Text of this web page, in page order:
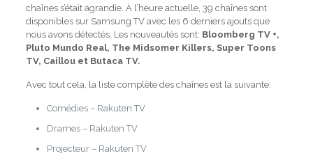
chaînes s’était agrandie. À l’heure actuelle, 39 chaînes sont
disponibles sur Samsung TV avec les 6 derniers ajouts que
nous avons détectés. Les nouveautés sont: Bloomberg TV +,
Pluto Mundo Real, The Midsomer Killers, Super Toons
TV, Caillou et Butaca TV.
Avec tout cela, la liste complète des chaînes est la suivante:
Comédies – Rakuten TV
Drames – Rakuten TV
Projecteur – Rakuten TV